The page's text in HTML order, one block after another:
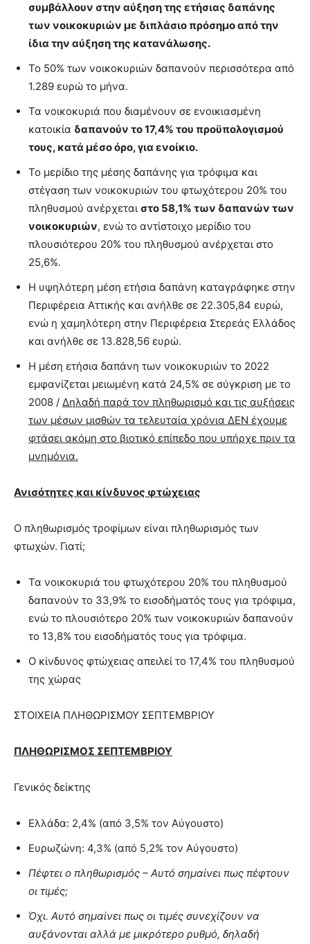
συμβάλλουν στην αύξηση της ετήσιας δαπάνης
των νοικοκυριών με διπλάσιο πρόσημο από την
ίδια την αύξηση της κατανάλωσης.
Το 50% των νοικοκυριών δαπανούν περισσότερα από
1.289 ευρώ το μήνα.
Τα νοικοκυριά που διαμένουν σε ενοικιασμένη
κατοικία δαπανούν το 17,4% του προϋπολογισμού
τους, κατά μέσο όρο, για ενοίκιο.
Το μερίδιο της μέσης δαπάνης για τρόφιμα και
στέγαση των νοικοκυριών του φτωχότερου 20% του
πληθυσμού ανέρχεται στο 58,1% των δαπανών των
νοικοκυριών, ενώ το αντίστοιχο μερίδιο του
πλουσιότερου 20% του πληθυσμού ανέρχεται στο
25,6%.
Η υψηλότερη μέση ετήσια δαπάνη καταγράφηκε στην
Περιφέρεια Αττικής και ανήλθε σε 22.305,84 ευρώ,
ενώ η χαμηλότερη στην Περιφέρεια Στερεάς Ελλάδος
και ανήλθε σε 13.828,56 ευρώ.
Η μέση ετήσια δαπάνη των νοικοκυριών το 2022
εμφανίζεται μειωμένη κατά 24,5% σε σύγκριση με το
2008 / Δηλαδή παρά τον πληθωρισμό και τις αυξήσεις
των μέσων μισθών τα τελευταία χρόνια ΔΕΝ έχουμε
φτάσει ακόμη στο βιοτικό επίπεδο που υπήρχε πριν τα
μνημόνια.
Ανισότητες και κίνδυνος φτώχειας
Ο πληθωρισμός τροφίμων είναι πληθωρισμός των
φτωχών. Γιατί;
Τα νοικοκυριά του φτωχότερου 20% του πληθυσμού
δαπανούν το 33,9% το εισοδήματός τους για τρόφιμα,
ενώ το πλουσιότερο 20% των νοικοκυριών δαπανούν
το 13,8% του εισοδήματός τους για τρόφιμα.
O κίνδυνος φτώχειας απειλεί το 17,4% του πληθυσμού
της χώρας
ΣΤΟΙΧΕΙΑ ΠΛΗΘΩΡΙΣΜΟΥ ΣΕΠΤΕΜΒΡΙΟΥ
ΠΛΗΘΩΡΙΣΜΟΣ ΣΕΠΤΕΜΒΡΙΟΥ
Γενικός δείκτης
Ελλάδα: 2,4% (από 3,5% τον Αύγουστο)
Ευρωζώνη: 4,3% (από 5,2% τον Αύγουστο)
Πέφτει ο πληθωρισμός – Αυτό σημαίνει πως πέφτουν
οι τιμές;
Όχι. Αυτό σημαίνει πως οι τιμές συνεχίζουν να
αυξάνονται αλλά με μικρότερο ρυθμό, δηλαδή